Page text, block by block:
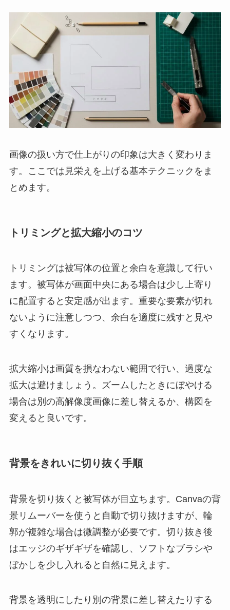
画像の扱い方で仕上がりの印象は大きく変わりま
す。ここでは見栄えを上げる基本テクニックをま
とめます。
トリミングと拡大縮小のコツ
トリミングは被写体の位置と余白を意識して行い
ます。被写体が画面中央にある場合は少し上寄り
に配置すると安定感が出ます。重要な要素が切れ
ないように注意しつつ、余白を適度に残すと見や
すくなります。
拡大縮小は画質を損なわない範囲で行い、過度な
拡大は避けましょう。ズームしたときにぼやける
場合は別の高解像度画像に差し替えるか、構図を
変えると良いです。
背景をきれいに切り抜く手順
背景を切り抜くと被写体が目立ちます。Canvaの背
景リムーバーを使うと自動で切り抜けますが、輪
郭が複雑な場合は微調整が必要です。切り抜き後
はエッジのギザギザを確認し、ソフトなブラシや
ぼかしを少し入れると自然に見えます。
背景を透明にしたり別の背景に差し替えたりする